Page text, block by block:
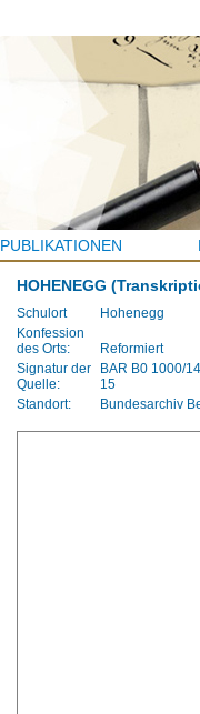
PUBLIKATIONEN
HOHENEGG
Schulort
Hohenegg
Konfession
des Orts:
Reformiert
Signatur der
Quelle:
BAR B0 1000/
15
Standort:
Bundesarchiv